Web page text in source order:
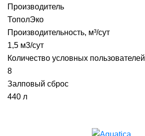
Производитель
ТополЭко
Производительность, м³/сут
1,5 м3/сут
Количество условных пользователей
8
Залповый сброс
440 л